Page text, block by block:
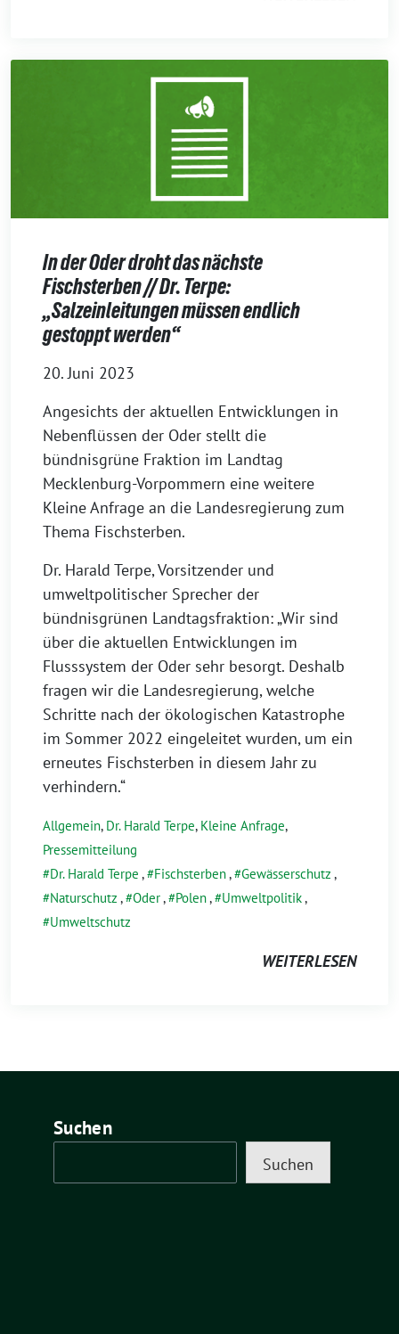
In der Oder droht das nächste
Fischsterben // Dr. Terpe:
„Salzeinleitungen müssen endlich
gestoppt werden“
20. Juni 2023
Angesichts der aktuellen Entwicklungen in
Nebenflüssen der Oder stellt die
bündnisgrüne Fraktion im Landtag
Mecklenburg-Vorpommern eine weitere
Kleine Anfrage an die Landesregierung zum
Thema Fischsterben.
Dr. Harald Terpe, Vorsitzender und
umweltpolitischer Sprecher der
bündnisgrünen Landtagsfraktion: „Wir sind
über die aktuellen Entwicklungen im
Flusssystem der Oder sehr besorgt. Deshalb
fragen wir die Landesregierung, welche
Schritte nach der ökologischen Katastrophe
im Sommer 2022 eingeleitet wurden, um ein
erneutes Fischsterben in diesem Jahr zu
verhindern.“
Allgemein, Dr. Harald Terpe, Kleine Anfrage,
Pressemitteilung
Dr. Harald Terpe , Fischsterben, Gewässerschutz ,
Naturschutz , Oder, Polen, Umweltpolitik,
Umweltschutz
WEITERLESEN
Suchen
Suchen